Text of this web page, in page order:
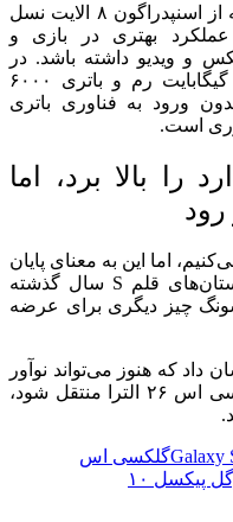
چه از اگزینوس ۲۶۰۰ استفاده کند چه از اسنپدراگون ۸ الایت نسل
۵، انتظار داریم گلکسی اس ۲۶ عملکرد بهتری در بازی و
و ویدیو داشته باشد. در
حالت ایده‌آل، این گوشی باید با ۱۶ گیگابایت رم و باتری ۶۰۰۰
ورود به فناوری باتری
است.
را بالا برد، اما
می‌کنیم، اما این به معنای پایان
کار سامسونگ نیست. دلیل اینکه داستان‌های قلم S سال گذشته
چیز دیگری برای عرضه
با گلکسی زد فولد ۷ نشان داد که هنوز می‌تواند نوآور
باشد. اگر بخشی از آن انرژی به گلکسی اس ۲۶ الترا منتقل شود،
Galaxyگلکسی اس
پیکسل ۱۰